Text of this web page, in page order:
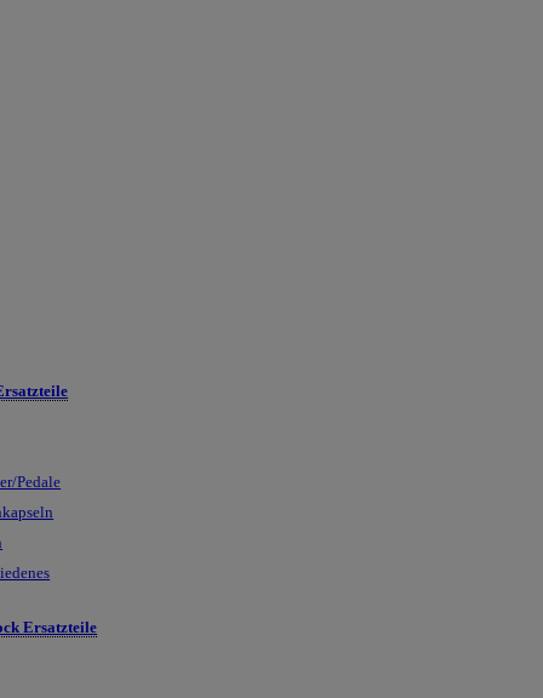
Pedale
Ersatzteile